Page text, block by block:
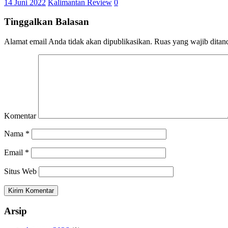
14 Juni 2022 Kalimantan Review 0
Tinggalkan Balasan
Alamat email Anda tidak akan dipublikasikan. Ruas yang wajib
Komentar
Nama *
Email *
Situs Web
Arsip